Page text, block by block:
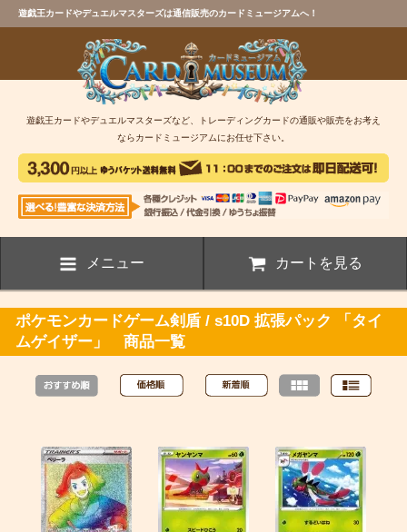
遊戯王カードやデュエルマスターズは通信販売のカードミュージアムへ！
遊戯王カードやデュエルマスターズなど、トレーディングカードの通販や販売をお考え
ならカードミュージアムにお任せ下さい。
メニュー カートを見る
ポケモンカードゲーム剣盾 / s10D 拡張パック 「タイ
ムゲイザー」 商品一覧